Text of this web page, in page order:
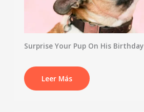
Surprise Your Pup On His Birthday
Leer Más